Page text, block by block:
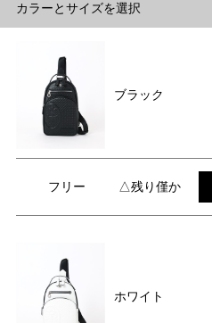
カラーとサイズを選択
ブラック
フリー △残り僅か
ホワイト